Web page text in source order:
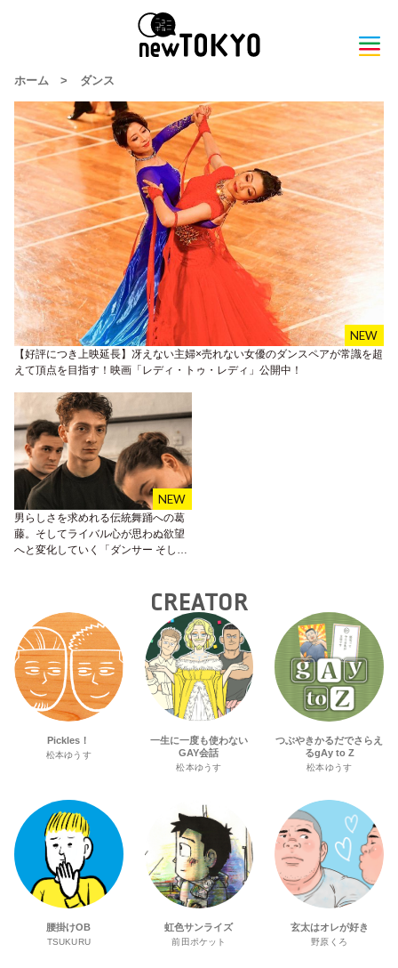
ホーム > ダンス
【好評につき上映延長】冴えない主婦×売れない女優のダンスペアが常識を超
えて頂点を目指す！映画「レディ・トゥ・レディ」公開中！
男らしさを求めれる伝統舞踊への葛
藤。そしてライバル心が思わぬ欲望
へと変化していく「ダンサー そして
CREATOR
Pickles！
松本ゆうす
一生に一度も使わない
GAY会話
松本ゆうす
つぶやきかるだでさらえ
るgAy to Z
松本ゆうす
腰掛けOB
TSUKURU
虹色サンライズ
前田ポケット
玄太はオレが好き
野原くろ